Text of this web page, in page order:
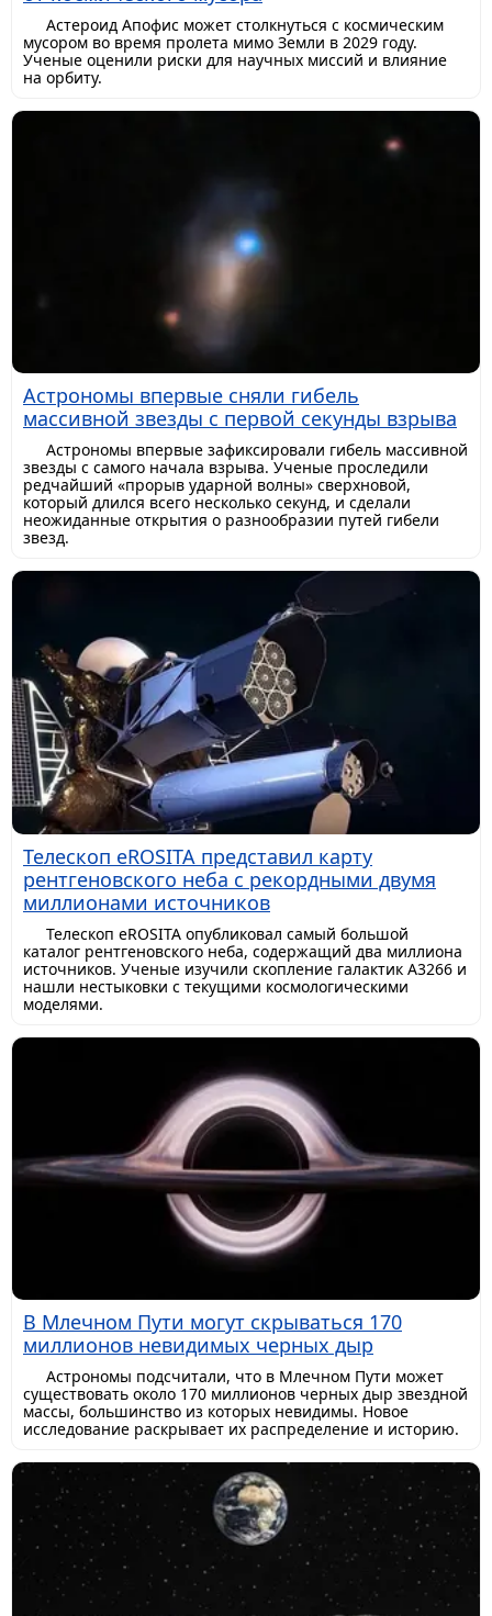
Астероид Апофис может столкнуться с космическим
мусором во время пролета мимо Земли в 2029 году.
Ученые оценили риски для научных миссий и влияние
на орбиту.
Астрономы впервые сняли гибель
массивной звезды с первой секунды взрыва
Астрономы впервые зафиксировали гибель массивной
звезды с самого начала взрыва. Ученые проследили
редчайший «прорыв ударной волны» сверхновой,
который длился всего несколько секунд, и сделали
неожиданные открытия о разнообразии путей гибели
звезд.
Телескоп eROSITA представил карту
рентгеновского неба с рекордными двумя
миллионами источников
Телескоп eROSITA опубликовал самый большой
каталог рентгеновского неба, содержащий два миллиона
источников. Ученые изучили скопление галактик A3266 и
нашли нестыковки с текущими космологическими
моделями.
В Млечном Пути могут скрываться 170
миллионов невидимых черных дыр
Астрономы подсчитали, что в Млечном Пути может
существовать около 170 миллионов черных дыр звездной
массы, большинство из которых невидимы. Новое
исследование раскрывает их распределение и историю.